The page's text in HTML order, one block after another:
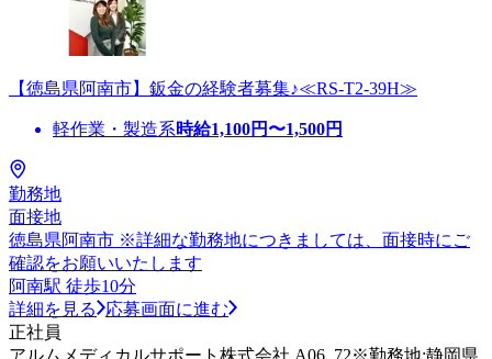
【徳島県阿南市】鈑金の経験者募集♪≪RS-T2-39H≫
軽作業・製造系時給1,100円〜1,500円
勤務地
面接地
徳島県阿南市 ※詳細な勤務地につきましては、面接時にご
確認をお願いいたします
阿南駅 徒歩10分
詳細を見る
応募画面に進む
正社員
アルムメディカルサポート株式会社 A06_72※勤務地:静岡県